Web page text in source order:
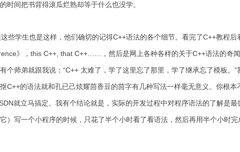
时间把书背得滚瓜烂熟却等于什么也没学。
些学生也是这样，他们确切的记得C++语法的各个细节。看完了C++教程
》，this C++, that C++……，然后是网上各种各样的关于C++语法的奇
个师弟就跟我说：“C++ 太难了，学了这里忘了那里，学了继承忘了模板。
C++的语法就和孔已己炫耀茴香豆的茴字有几种写法一样毫无意义。你根
就立马搞定。我有个结论就是，实际的开发过程中对程序语法的了解是
它）写一个小程序的时候，只花了半个小时看了看语法，然后再用半个小时